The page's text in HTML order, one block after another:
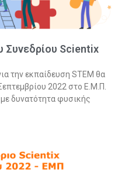
Συνεδρίου Scientix
την εκπαίδευση STEM θα
2022 στο Ε.Μ.Π.
δυνατότητα φυσικής